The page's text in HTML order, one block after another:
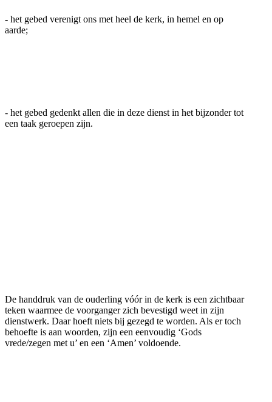
- het gebed verenigt ons met heel de kerk, in hemel en op
aarde;
- het gebed gedenkt allen die in deze dienst in het bijzonder tot
een taak geroepen zijn.
De handdruk van de ouderling vóór in de kerk is een zichtbaar
teken waarmee de voorganger zich bevestigd weet in zijn
dienstwerk. Daar hoeft niets bij gezegd te worden. Als er toch
behoefte is aan woorden, zijn een eenvoudig ‘Gods
vrede/zegen met u’ en een ‘Amen’ voldoende.